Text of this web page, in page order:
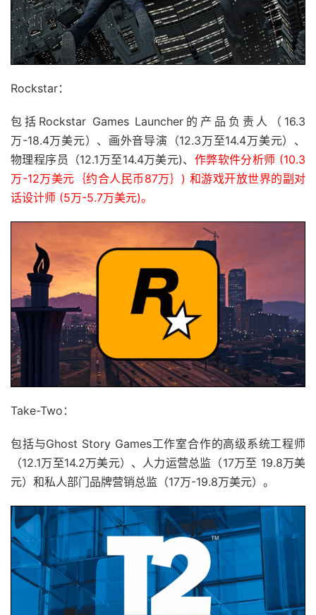
Rockstar：
包括Rockstar Games Launcher的产品负责人（16.3
万-18.4万美元）、画外音导演（12.3万至14.4万美元）、
物理程序员（12.1万至14.4万美元)、 作弊软件分析师 (10.3
万-12万美元｛约合人民币87万｝) 和游戏开放世界的副对
话设计师 (5万-5.7万美元)。
Take-Two：
包括与Ghost Story Games工作室合作的高级系统工程师
（12.1万至14.2万美元）、人力运营总监（17万至 19.8万美
元）和私人部门品牌营销总监（17万-19.8万美元）。